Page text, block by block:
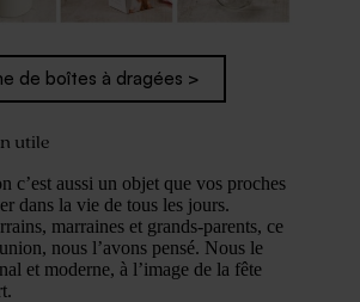
de boîtes à dragées >
utile
c’est aussi un objet que vos proches
dans la vie de tous les jours.
marraines et grands-parents, ce
nous l’avons pensé. Nous le
et moderne, à l’image de la fête